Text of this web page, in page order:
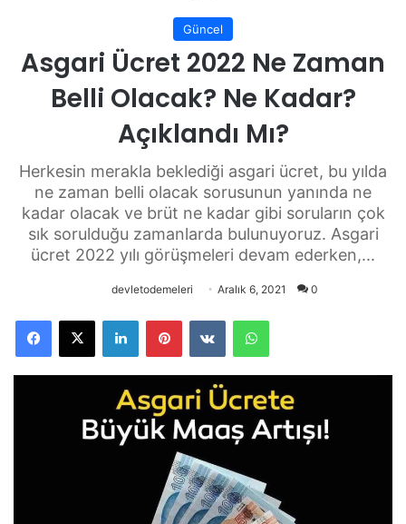
Güncel
Asgari Ücret 2022 Ne Zaman
Belli Olacak? Ne Kadar?
Açıklandı Mı?
Herkesin merakla beklediği asgari ücret, bu yılda
ne zaman belli olacak sorusunun yanında ne
kadar olacak ve brüt ne kadar gibi soruların çok
sık sorulduğu zamanlarda bulunuyoruz. Asgari
ücret 2022 yılı görüşmeleri devam ederken,...
devletodemeleri Aralık 6, 2021 0